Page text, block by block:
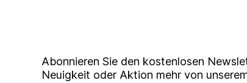
Abonnieren Sie den kostenlosen
Neuigkeit oder Aktion mehr von